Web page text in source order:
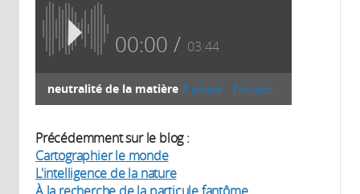
00:00 03:44
neutralité de la matière À propos Partager
Transcript
À propos
Précédemment sur le blog :
Cartographier le monde
L'intelligence de la nature